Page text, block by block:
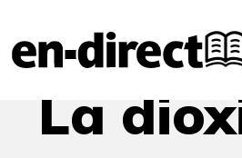
Archives La
La